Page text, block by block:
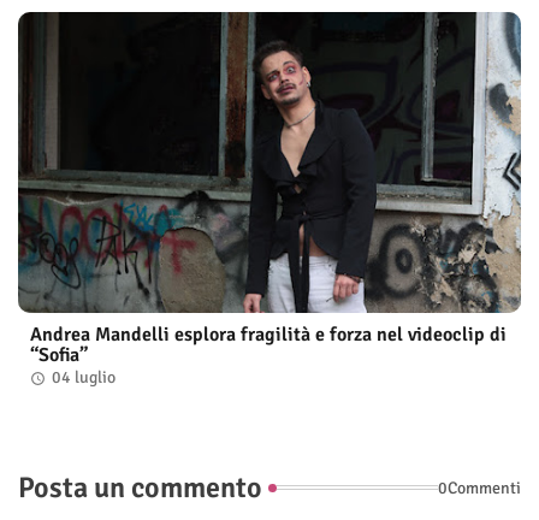
Andrea Mandelli esplora fragilità e forza nel videoclip di
“Sofia”
04 luglio
Posta un commento 0Commenti